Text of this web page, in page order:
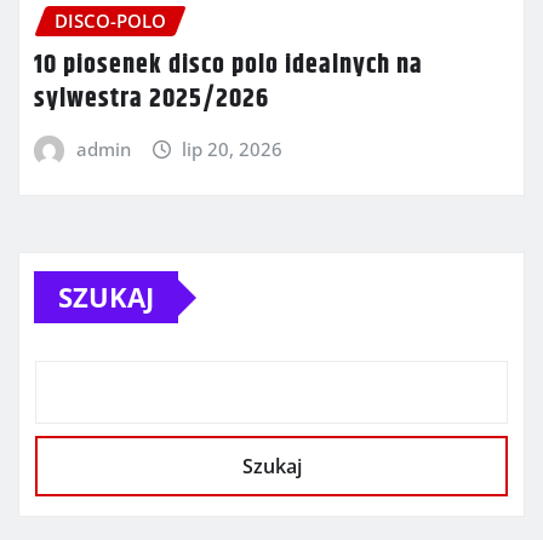
DISCO-POLO
10 piosenek disco polo idealnych na
sylwestra 2025/2026
admin lip 20, 2026
SZUKAJ
Szukaj